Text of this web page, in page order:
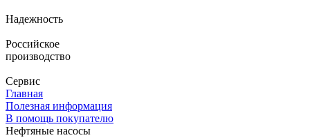
Надежность
Российское
производство
Сервис
Главная
Полезная информация
В помощь покупателю
Нефтяные насосы